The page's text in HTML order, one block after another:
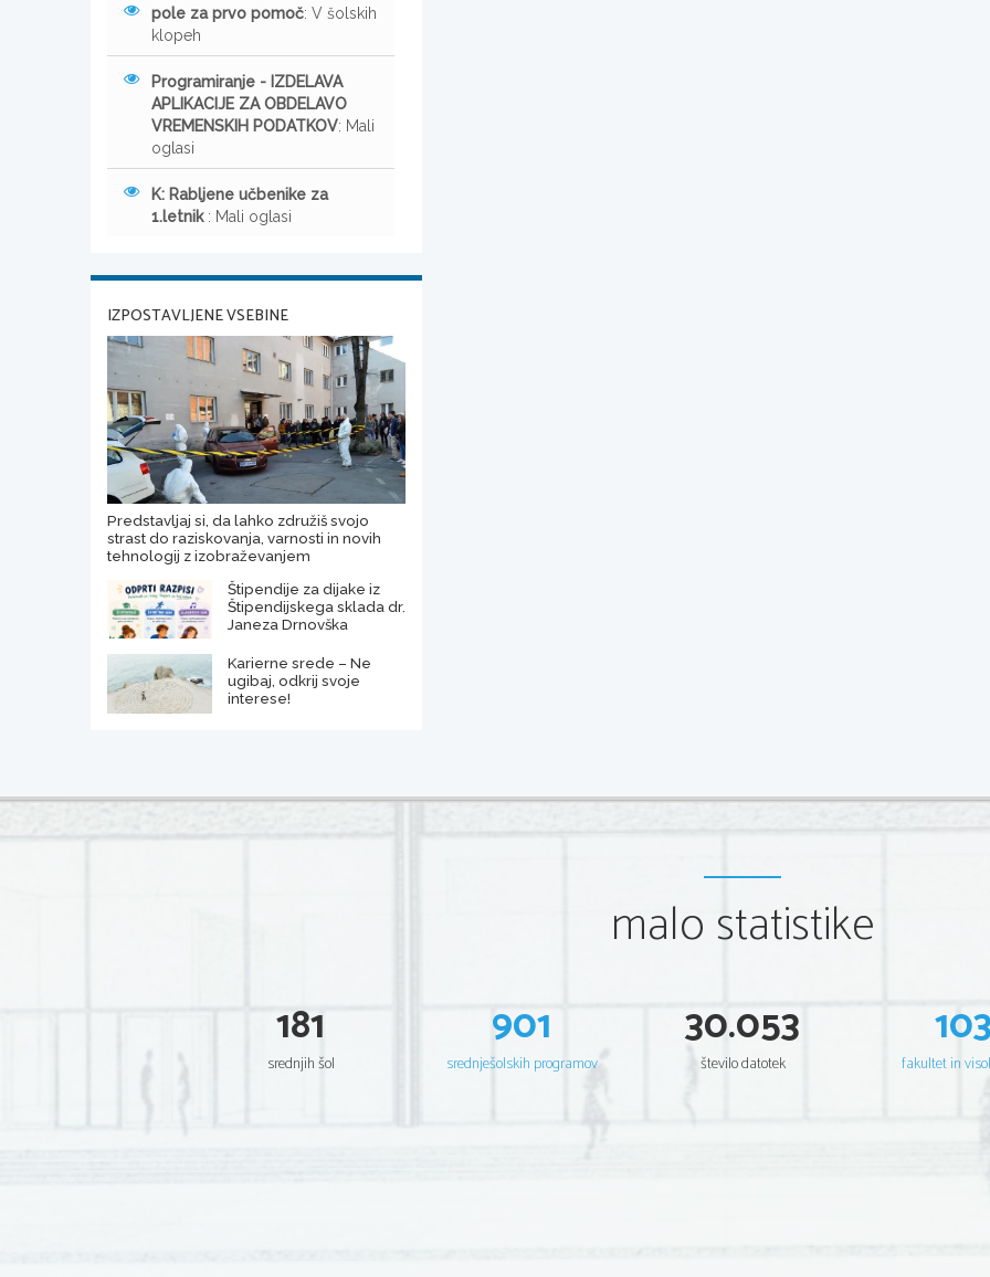
pole za prvo pomoč: V šolskih
klopeh
Programiranje - IZDELAVA
APLIKACIJE ZA OBDELAVO
VREMENSKIH PODATKOV: Mali
oglasi
K: Rabljene učbenike za
1.letnik : Mali oglasi
IZPOSTAVLJENE VSEBINE
Predstavljaj si, da lahko združiš svojo
strast do raziskovanja, varnosti in novih
tehnologij z izobraževanjem
Štipendije za dijake iz
Štipendijskega sklada dr.
Janeza Drnovška
Karierne srede – Ne
ugibaj, odkrij svoje
interese!
malo statistike
181
srednjih šol
901
srednješolskih programov
30.053
število datotek
103
fakultet in